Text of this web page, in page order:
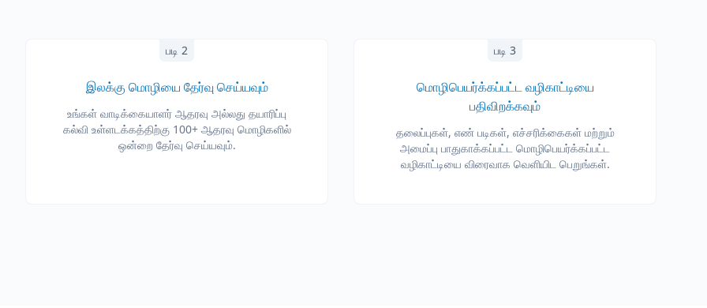
படி 2
இலக்கு மொழியை தேர்வு செய்யவும்
உங்கள் வாடிக்கையாளர் ஆதரவு அல்லது தயாரிப்பு
கல்வி உள்ளடக்கத்திற்கு 100+ ஆதரவு மொழிகளில்
ஒன்றை தேர்வு செய்யவும்.
படி 3
மொழிபெயர்க்கப்பட்ட வழிகாட்டியை
பதிவிறக்கவும்
தலைப்புகள், எண் படிகள், எச்சரிக்கைகள் மற்றும்
அமைப்பு பாதுகாக்கப்பட்ட மொழிபெயர்க்கப்பட்ட
வழிகாட்டியை விரைவாக வெளியிட பெறுங்கள்.